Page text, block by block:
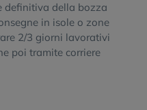
definitiva della bozza
in isole o zone
2/3 giorni lavorativi
poi tramite corriere